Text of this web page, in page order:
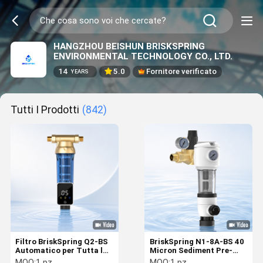
HANGZHOU BEISHUN BRISKSPRING
ENVIRONMENTAL TECHNOLOGY CO., LTD.
14 YEARS 5.0 Fornitore verificato
Tutti I Prodotti (842)
Filtro BriskSpring Q2-BS
Automatico per Tutta la
Casa con Pre-Filtro
BriskSpring N1-8A-BS 40
Micron Sediment Pre-
Filter con doppio